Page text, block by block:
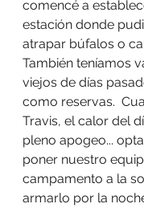
comencé a
estación donde
atrapar búfalos o
También teníamos
viejos de días
como reservas.
Travis, el calor del
pleno apogeo...
poner nuestro
campamento a la
armarlo por la